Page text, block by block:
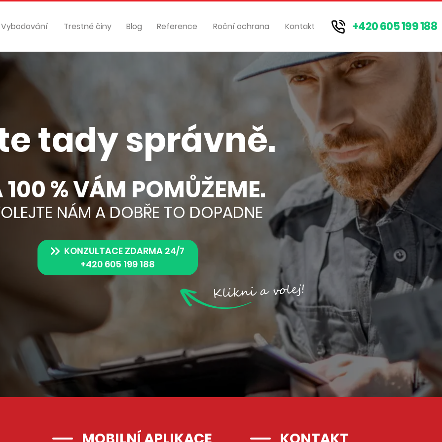
Vybodování Trestné činy Blog Reference Roční ochrana Kontakt +420 605 199 188
tady správně.
% VÁM POMŮŽEME.
NÁM A DOBŘE TO DOPADNE
KONZULTACE ZDARMA 24/7
+420 605 199 188